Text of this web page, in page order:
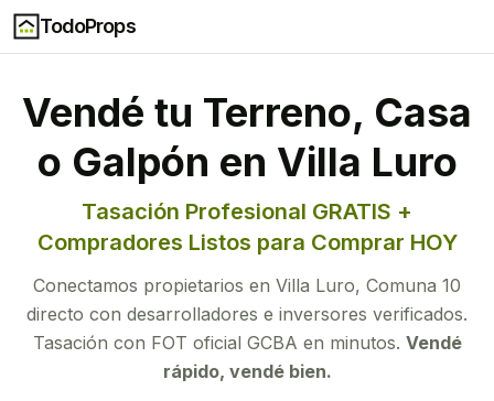
TodoProps
Vendé tu Terreno, Casa
o Galpón en Villa Luro
Tasación Profesional GRATIS +
Compradores Listos para Comprar HOY
Conectamos propietarios en Villa Luro, Comuna 10
directo con desarrolladores e inversores verificados.
Tasación con FOT oficial GCBA en minutos. Vendé
rápido, vendé bien.